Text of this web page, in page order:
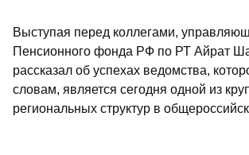
Выступая перед коллегами,
Пенсионного фонда РФ по РТ Айрат
рассказал об успехах ведомства,
словам, является сегодня одной из
региональных структур в